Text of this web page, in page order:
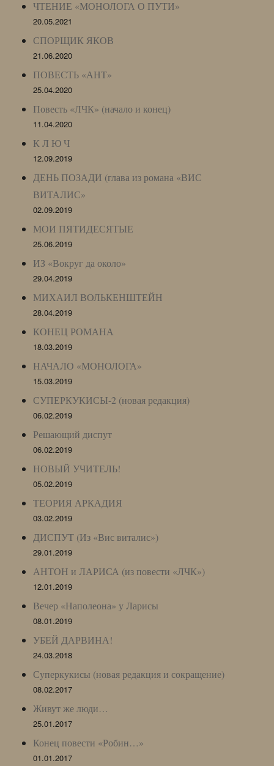
ЧТЕНИЕ «МОНОЛОГА О ПУТИ»
20.05.2021
СПОРЩИК ЯКОВ
21.06.2020
ПОВЕСТЬ «АНТ»
25.04.2020
Повесть «ЛЧК» (начало и конец)
11.04.2020
К Л Ю Ч
12.09.2019
ДЕНЬ ПОЗАДИ (глава из романа «ВИС
ВИТАЛИС»
02.09.2019
МОИ ПЯТИДЕСЯТЫЕ
25.06.2019
ИЗ «Вокруг да около»
29.04.2019
МИХАИЛ ВОЛЬКЕНШТЕЙН
28.04.2019
КОНЕЦ РОМАНА
18.03.2019
НАЧАЛО «МОНОЛОГА»
15.03.2019
СУПЕРКУКИСЫ-2 (новая редакция)
06.02.2019
Решающий диспут
06.02.2019
НОВЫЙ УЧИТЕЛЬ!
05.02.2019
ТЕОРИЯ АРКАДИЯ
03.02.2019
ДИСПУТ (Из «Вис виталис»)
29.01.2019
АНТОН и ЛАРИСА (из повести «ЛЧК»)
12.01.2019
Вечер «Наполеона» у Ларисы
08.01.2019
УБЕЙ ДАРВИНА!
24.03.2018
Суперкукисы (новая редакция и сокращение)
08.02.2017
Живут же люди…
25.01.2017
Конец повести «Робин…»
01.01.2017